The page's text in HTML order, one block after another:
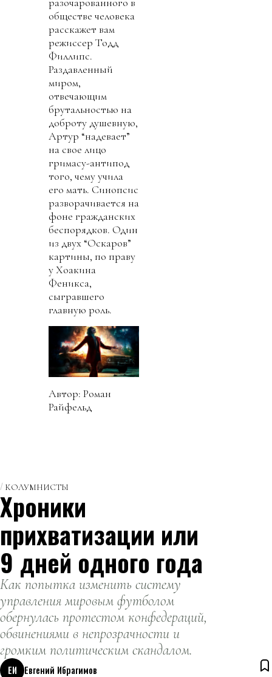
обществе человека
расскажет вам
режиссер Тодд
Филлипс.
Раздавленный
миром,
отвечающим
брутальностью на
доброту душевную,
Артур “надевает”
на свое лицо
гримасу-антипод
того, чему учила
его мать. Синопсис
разворачивается на
фоне гражданских
беспорядков. Один
из двух “Оскаров”
картины, по праву
у Хоакина
Феникса,
сыгравшего
главную роль.
Автор: Роман
Райфельд
КОЛУМНИСТЫ
Хроники
прихватизации или
9 дней одного года
Как попытка изменить систему
управления мировым футболом
обернулась протестом конфедераций,
обвинениями в непрозрачности и
громким политическим скандалом.
ЕИ
Евгений Ибрагимов